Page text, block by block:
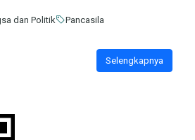
dan Politik Pancasila
Selengkapnya